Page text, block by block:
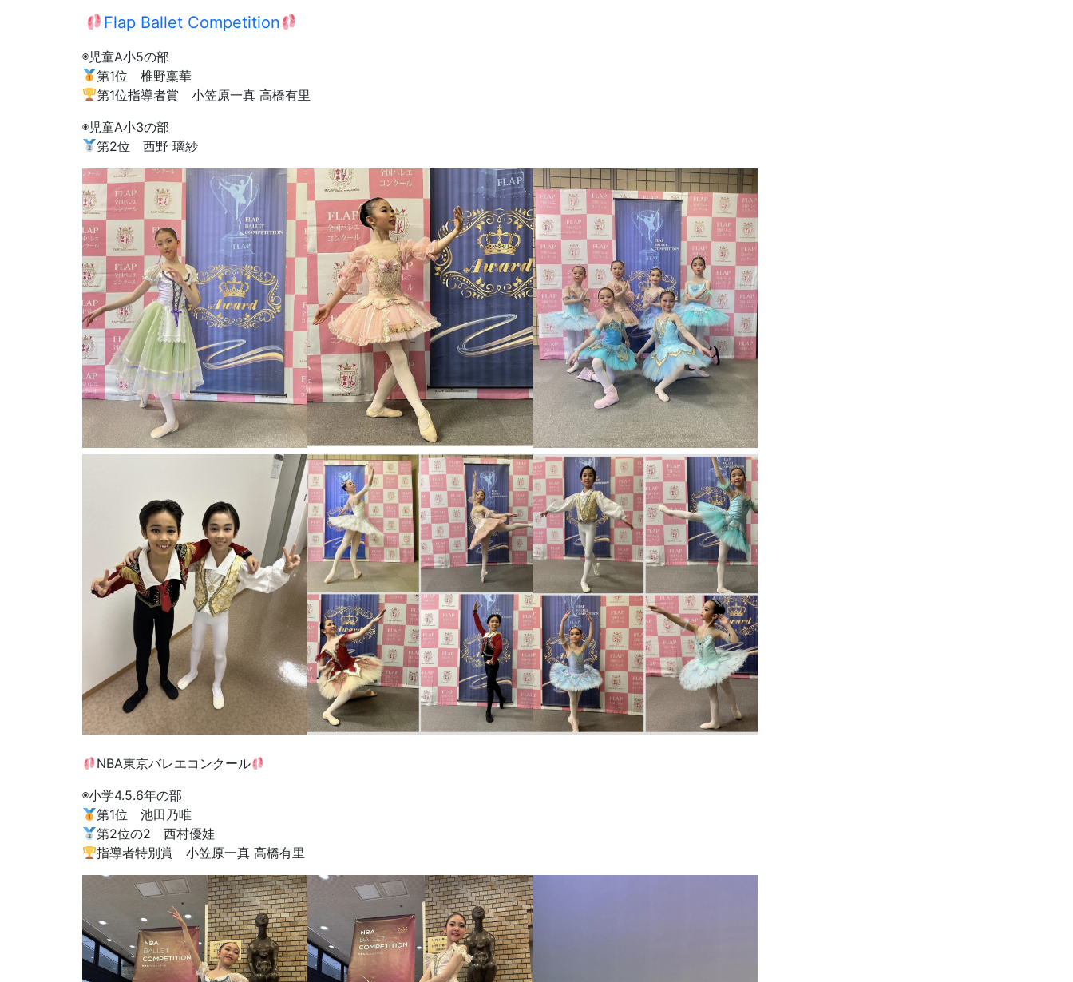
Flap Ballet Competition
◉児童A小5の部
第1位 椎野稟華
第1位指導者賞 小笠原一真 高橋有里
◉児童A小3の部
第2位 西野 璃紗
NBA東京バレエコンクール
◉小学4.5.6年の部
第1位 池田乃唯
第2位の2 西村優娃
指導者特別賞 小笠原一真 高橋有里